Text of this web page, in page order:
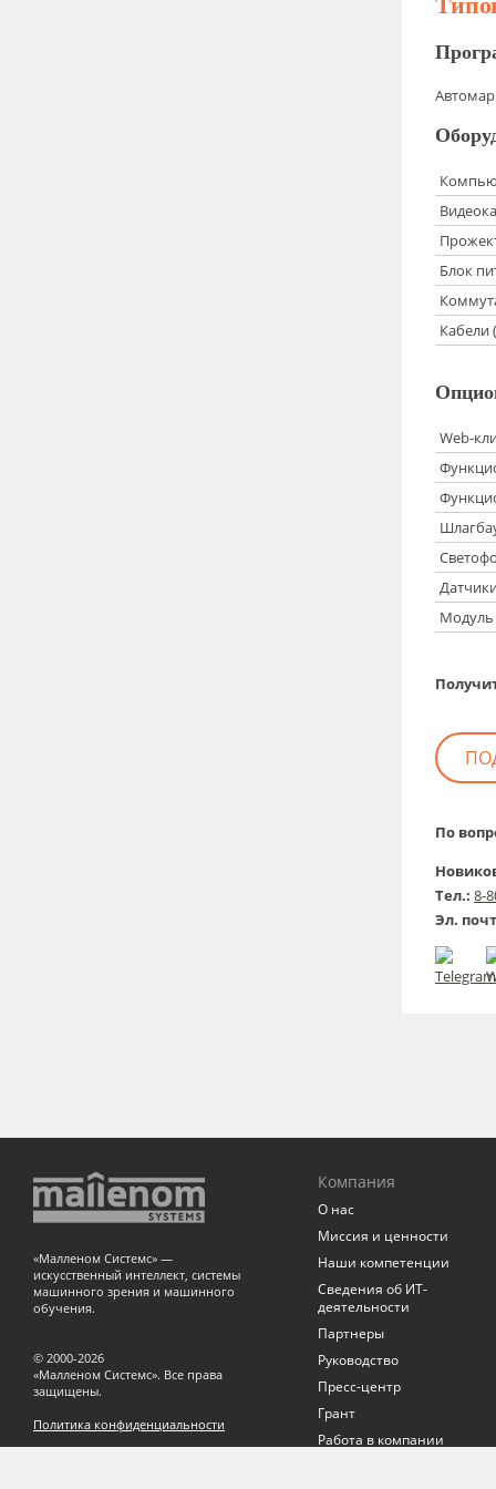
Блок
Кабели
Web-
Модуль
По
Тел.: 8-
Эл.
«Малленом Системс» —
искусственный интеллект, системы
машинного зрения и машинного
обучения.
© 2000-2026
«Малленом Системс». Все права
защищены.
Политика конфиденциальности
Компания
О нас
Миссия и ценности
Наши компетенции
Сведения об ИТ-
деятельности
Партнеры
Руководство
Пресс-центр
Грант
Работа в компании